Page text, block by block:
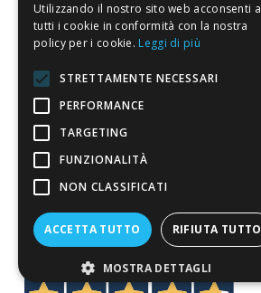
Riferimenti da controllare
Condizioni di vendita
Termini di vendita
Spedizione
Pagamenti
Resi
4,7/5
Eccellente
Utilizzando il nostro sito web acconsenti a
tutti i cookie in conformità con la nostra
policy per i cookie. Leggi di più
STRETTAMENTE NECESSARI
PERFORMANCE
TARGETING
FUNZIONALITÀ
NON CLASSIFICATI
ACCETTA TUTTO RIFIUTA TUTTO
MOSTRA DETTAGLI